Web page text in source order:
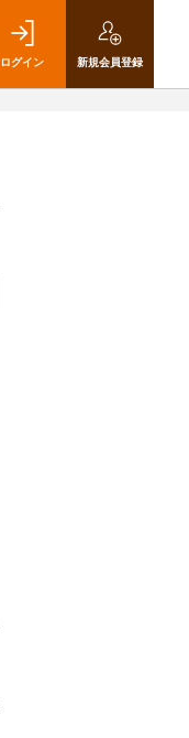
ログイン 新規会員登録